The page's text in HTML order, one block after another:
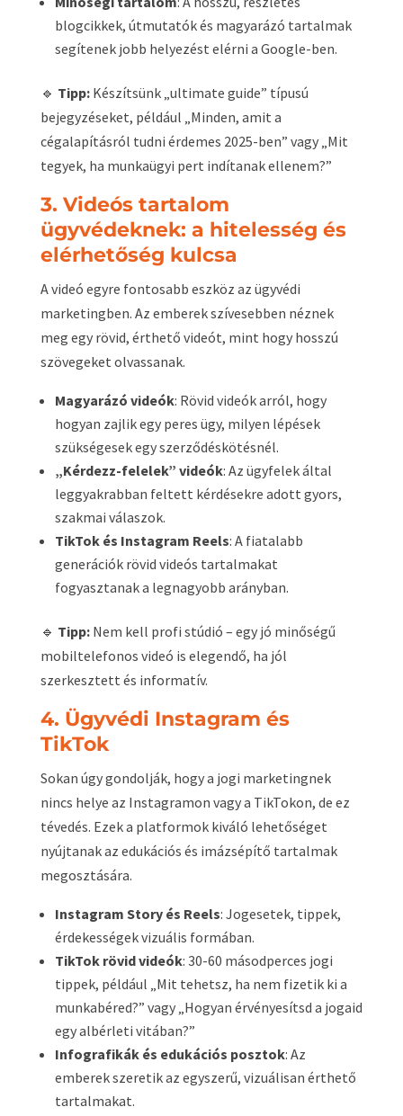
blogcikkek, útmutatók és magyarázó tartalmak
segítenek jobb helyezést elérni a Google-ben.
🔹 Tipp:Készítsünk „ultimate guide” típusú
bejegyzéseket, például „Minden, amit a
cégalapításról tudni érdemes 2025-ben” vagy „Mit
tegyek, ha munkaügyi pert indítanak ellenem?”
3. Videós tartalom
ügyvédeknek: a hitelesség és
elérhetőség kulcsa
A videó egyre fontosabb eszköz az ügyvédi
marketingben. Az emberek szívesebben néznek
meg egy rövid, érthető videót, mint hogy hosszú
szövegeket olvassanak.
Magyarázó videók: Rövid videók arról, hogy
hogyan zajlik egy peres ügy, milyen lépések
szükségesek egy szerződéskötésnél.
„Kérdezz-felelek” videók: Az ügyfelek által
leggyakrabban feltett kérdésekre adott gyors,
szakmai válaszok.
TikTok és Instagram Reels: A fiatalabb
generációk rövid videós tartalmakat
fogyasztanak a legnagyobb arányban.
🔹 Tipp:Nem kell profi stúdió – egy jó minőségű
mobiltelefonos videó is elegendő, ha jól
szerkesztett és informatív.
4. Ügyvédi Instagram és
TikTok
Sokan úgy gondolják, hogy a jogi marketingnek
nincs helye az Instagramon vagy a TikTokon, de ez
tévedés. Ezek a platformok kiváló lehetőséget
nyújtanak az edukációs és imázsépítő tartalmak
megosztására.
Instagram Story és Reels: Jogesetek, tippek,
érdekességek vizuális formában.
TikTok rövid videók: 30-60 másodperces jogi
tippek, például „Mit tehetsz, ha nem fizetik ki a
munkabéred?” vagy „Hogyan érvényesítsd a jogaid
egy albérleti vitában?”
Infografikák és edukációs posztok: Az
emberek szeretik az egyszerű, vizuálisan érthető
tartalmakat.